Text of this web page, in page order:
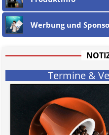
Werbung und
Termine &